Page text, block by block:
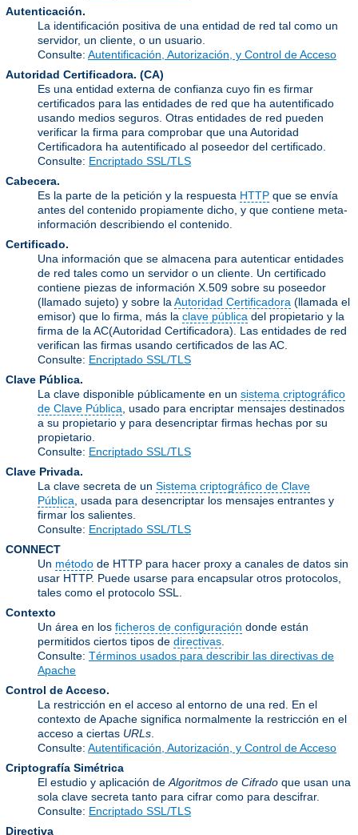
Autenticación.
La identificación positiva de una entidad de red tal como un
servidor, un cliente, o un usuario.
Consulte: Autentificación, Autorización, y Control de Acceso
Autoridad Certificadora. (CA)
Es una entidad externa de confianza cuyo fin es firmar
certificados para las entidades de red que ha autentificado
usando medios seguros. Otras entidades de red pueden
verificar la firma para comprobar que una Autoridad
Certificadora ha autentificado al poseedor del certificado.
Consulte: Encriptado SSL/TLS
Cabecera.
Es la parte de la petición y la respuesta HTTP que se envía
antes del contenido propiamente dicho, y que contiene meta-
información describiendo el contenido.
Certificado.
Una información que se almacena para autenticar entidades
de red tales como un servidor o un cliente. Un certificado
contiene piezas de información X.509 sobre su poseedor
(llamado sujeto) y sobre la Autoridad Certificadora (llamada el
emisor) que lo firma, más la clave pública del propietario y la
firma de la AC(Autoridad Certificadora). Las entidades de red
verifican las firmas usando certificados de las AC.
Consulte: Encriptado SSL/TLS
Clave Pública.
La clave disponible públicamente en un sistema criptográfico
de Clave Pública , usado para encriptar mensajes destinados
a su propietario y para desencriptar firmas hechas por su
propietario.
Consulte: Encriptado SSL/TLS
Clave Privada.
La clave secreta de un Sistema criptográfico de Clave
Pública , usada para desencriptar los mensajes entrantes y
firmar los salientes.
Consulte: Encriptado SSL/TLS
CONNECT
Un método de HTTP para hacer proxy a canales de datos sin
usar HTTP. Puede usarse para encapsular otros protocolos,
tales como el protocolo SSL.
Contexto
Un área en los ficheros de configuración donde están
permitidos ciertos tipos de directivas
Consulte: Términos usados para describir las directivas de
Apache
Control de Acceso.
La restricción en el acceso al entorno de una red. En el
contexto de Apache significa normalmente la restricción en el
acceso a ciertas URLs
Consulte: Autentificación, Autorización, y Control de Acceso
Criptografía Simétrica
El estudio y aplicación de Algoritmos de Cifrado que usan una
sola clave secreta tanto para cifrar como para descifrar.
Consulte: Encriptado SSL/TLS
Directiva